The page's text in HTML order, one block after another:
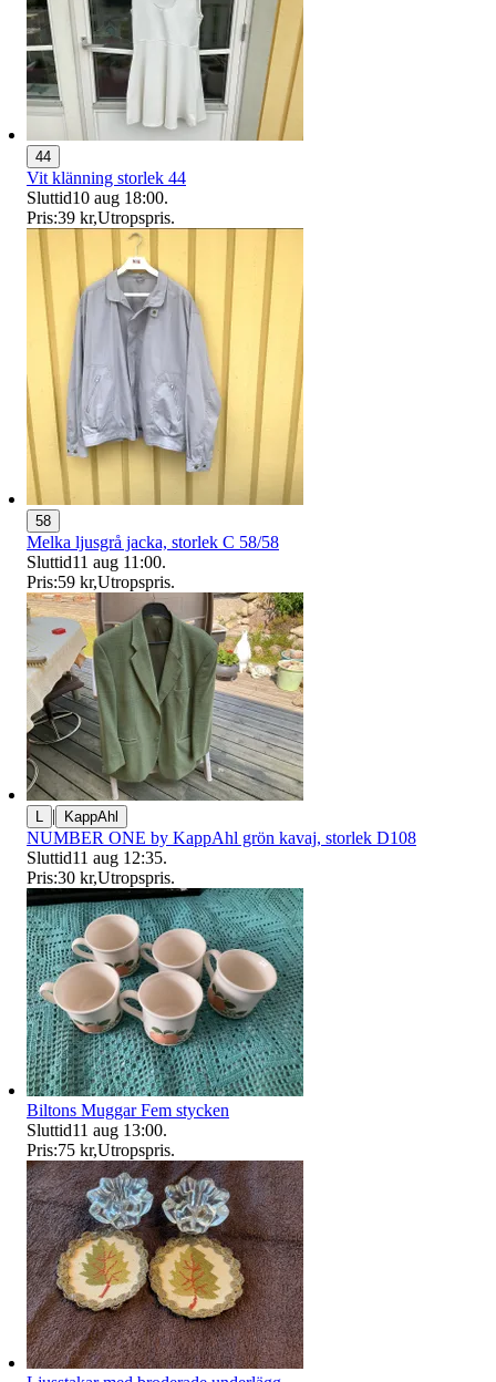
44
Vit klänning storlek 44
Sluttid10 aug 18:00.
Pris:39 kr,Utropspris.
58
Melka ljusgrå jacka, storlek C 58/58
Sluttid11 aug 11:00.
Pris:59 kr,Utropspris.
| KappAhl
NUMBER ONE by KappAhl grön kavaj, storlek D108
Sluttid11 aug 12:35.
Pris:30 kr,Utropspris.
Biltons Muggar Fem stycken
Sluttid11 aug 13:00.
Pris:75 kr,Utropspris.